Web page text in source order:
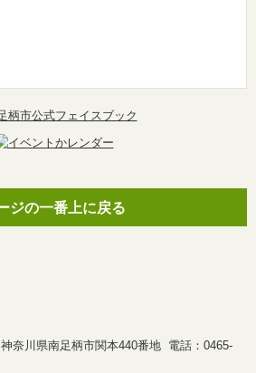
ジの一番上に戻る
奈川県南足柄市関本440番地 電話：0465-